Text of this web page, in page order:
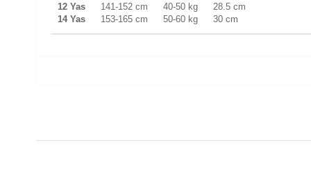
12 Yas
141-152 cm 40-50 kg
28.5 cm
14 Yas
153-165 cm 50-60 kg 30 cm